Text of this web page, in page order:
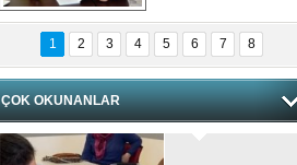
hnzzzna
1 2 3 4 5 6 7 8
ÇOK OKUNANLAR